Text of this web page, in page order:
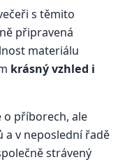
s těmito
připravená
materiálu
krásný vzhled i
o příborech, ale
v neposlední řadě
strávený